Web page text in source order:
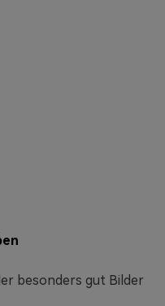
besonders gut Bilder